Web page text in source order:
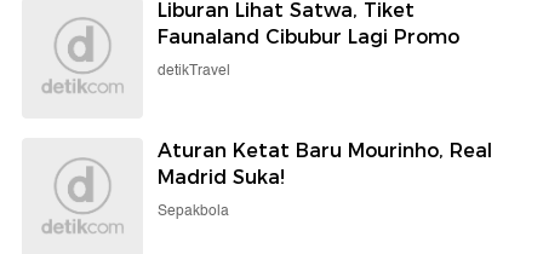
Liburan Lihat Satwa, Tiket
Faunaland Cibubur Lagi Promo
detikTravel
Aturan Ketat Baru Mourinho, Real
Madrid Suka!
Sepakbola